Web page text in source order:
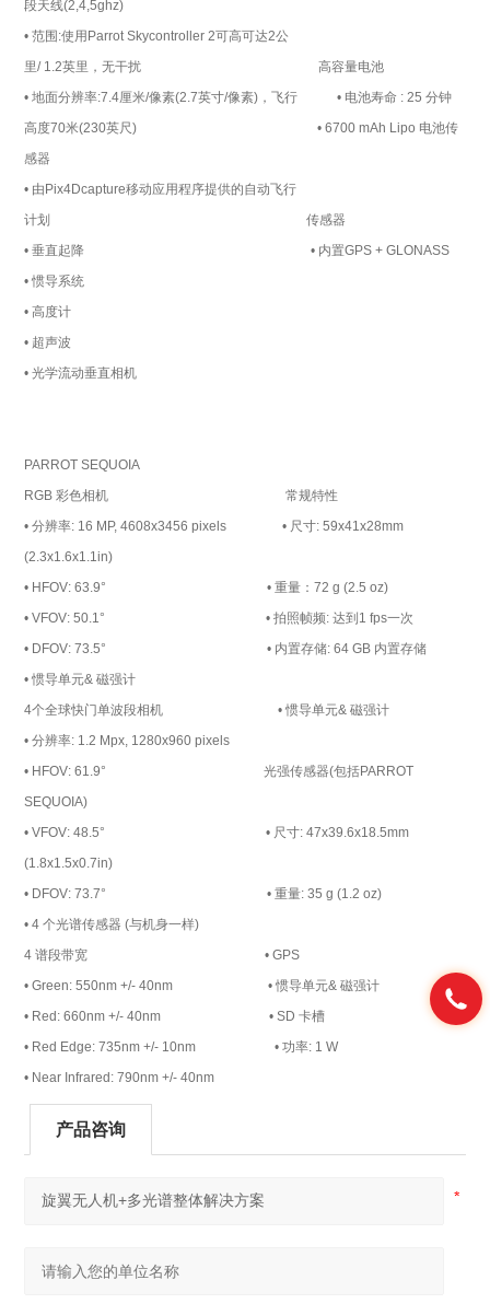
段天线(2,4,5ghz)
• 范围:使用Parrot Skycontroller 2可高可达2公
里/ 1.2英里，无干扰 高容量电池
• 地面分辨率:7.4厘米/像素(2.7英寸/像素)，飞行 • 电池寿命 : 25 分钟
高度70米(230英尺) • 6700 mAh Lipo 电池传
感器
• 由Pix4Dcapture移动应用程序提供的自动飞行
计划 传感器
• 垂直起降 • 内置GPS + GLONASS
• 惯导系统
• 高度计
• 超声波
• 光学流动垂直相机
PARROT SEQUOIA
RGB 彩色相机 常规特性
• 分辨率: 16 MP, 4608x3456 pixels • 尺寸: 59x41x28mm
(2.3x1.6x1.1in)
• HFOV: 63.9° • 重量：72 g (2.5 oz)
• VFOV: 50.1° • 拍照帧频: 达到1 fps一次
• DFOV: 73.5° • 内置存储: 64 GB 内置存储
• 惯导单元& 磁强计
4个全球快门单波段相机 • 惯导单元& 磁强计
• 分辨率: 1.2 Mpx, 1280x960 pixels
• HFOV: 61.9° 光强传感器(包括PARROT
SEQUOIA)
• VFOV: 48.5° • 尺寸: 47x39.6x18.5mm
(1.8x1.5x0.7in)
• DFOV: 73.7° • 重量: 35 g (1.2 oz)
• 4 个光谱传感器 (与机身一样)
4 谱段带宽 • GPS
• Green: 550nm +/- 40nm • 惯导单元& 磁强计
• Red: 660nm +/- 40nm • SD 卡槽
• Red Edge: 735nm +/- 10nm • 功率: 1 W
• Near Infrared: 790nm +/- 40nm
产品咨询